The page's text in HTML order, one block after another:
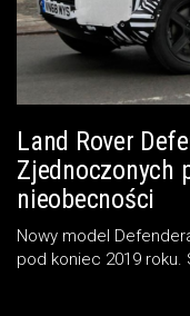
Land Rover
Zjednoczonych
nieobecności
Nowy model
pod koniec 2019 roku.